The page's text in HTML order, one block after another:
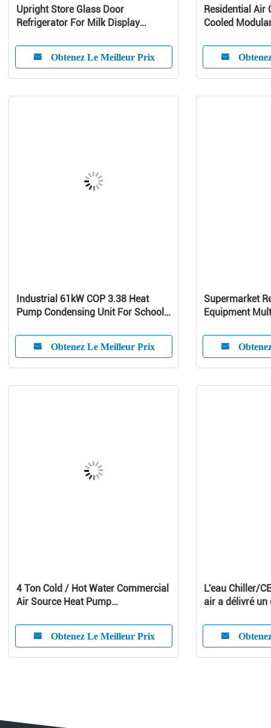
Upright Store Glass Door
Refrigerator For Milk Display
Obtenez Le Meilleur Prix
Residential Air
Cooled
Industrial 61kW COP 3.38 Heat
Pump Condensing Unit For School /
Obtenez Le Meilleur Prix
Supermarket
Equipment
4 Ton Cold / Hot Water Commercial
Air Source Heat Pump
Obtenez Le Meilleur Prix
L'eau Chiller/
air a délivré un